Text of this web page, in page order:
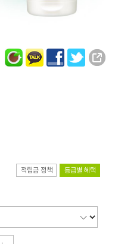
적립금 정책 등급별 혜택